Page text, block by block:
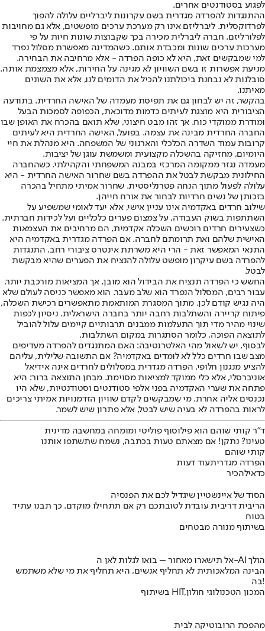
לפגוע בסטודנטים אחרים.
ההתנגדות להפרדה מגדרית בשם עקרונות ליברליים עלולה להפוך
לפרדוקסלית. ליברליזם אינו רק מערכת ערכים מופשטים, אלא גם מחויבות
לפלורליזם. חברה ליברלית מכירה בכך שקבוצות שונות חיות על פי
מערכות ערכים שונות ומכבדת אותם. כשהמדינה מאפשרת מסלול נפרד
למי שמבקשים זאת, היא לא כופה הפרדה - אלא מרחיבה את הבחירה.
מניעת אפשרות זו בשם השוויון לא מגינה על החירות, אלא מצמצמת אותה.
סובלנות לא נבחנת ביכולתנו להכיל את הדומים לנו, אלא את השונים
מאיתנו.
בהקשר, זה יש לבחון גם את תפיסת מעמדה של האישה החרדית. בתודעה
הציבורית היא מוצגת לעיתים כדמות מדוכאת, הכפופה לסמכות הבעל
ומודרת ממוקדי כוח. אך זהו מבט חיצוני, שלא תואם בהכרח את האופן שבו
החברה החרדית מבינה את עצמה. בפועל, האישה החרדית היא לעיתים
קרובות עמוד השדרה הכלכלי והארגוני של המשפחה. היא מנהלת את חיי
היומיום, מחזיקה בהשכלה מקצועית ומשמשת עוגן של יציבות.
מעמדה נגזר ממקומה המרכזי במבנה המשפחתי והקהילתי. כשהחברה
החילונית מבקשת לבטל את ההפרדה בשם שחרור האישה החרדית - היא
עלולה לפעול מתוך הנחה פטרנליסטית. שחרור אמיתי מתחיל בהכרה
בזכותן של נשים חרדיות לבחור את אורח חייהן.
שילוב חרדים באקדמיה אינו עניין אישי, אלא יעד לאומי שמשפיע על
השתתפות בשוק העבודה, על צמצום פערים כלכליים ועל לכידות חברתית.
כשצעירים חרדים רוכשים השכלה אקדמית, הם מרחיבים את העצמאות
האישית שלהם ואת תרומתם לחברה. אם הפרדה מגדרית באקדמיה היא
התנאי המאפשר זאת - הרי היא משרתת אינטרס ציבורי רחב. התנגדות
להפרדה בשם עיקרון מופשט עלולה להנציח את הפערים שהיא מבקשת
לבטל.
החשש כי הפרדה תנציח את הבידול הוא מובן, אך המציאות מורכבת יותר.
עבור רבים, המסלול הנפרד הוא שלב מעבר. הוא מאפשר כניסה לעולם שלא
היה נגיש קודם לכן. מתוך המסגרת המותאמת מתאפשרים רכישת השכלה,
פיתוח קריירה והשתלבות רחבה יותר בחברה הישראלית. ניסיון לכפות
שינוי מהיר מדי תוך התעלמות ממבנים תרבותיים קיימים עלול להוביל
לתוצאה הפוכה, כלומר הסתגרות במקום השתלבות.
לבסוף, יש לשאול מהי האלטרנטיבה: האם המתנגדים להפרדה מעדיפים
מצב שבו חרדים כלל לא לומדים באקדמיה? אם התשובה שלילית, עליהם
להציע מנגנון חלופי. הפרדה מגדרית במסלולים לחרדים אינה אידיאל
אוניברסלי, אלא כלי ממוקד למציאות מסוימת. מבחן התוצאה ברור: היא
פתחה את שערי האקדמיה בפני אלפי סטודנטים וסטודנטיות, שלא היו
נכנסים אליה אחרת. מי שמבקשים לקדם שוויון הזדמנויות אמיתי צריכים
לראות בהפרדה לא בעיה שיש לבטל, אלא פתרון שיש לשמר.
ד"ר קותי שוהם הוא פילוסוף פוליטי ומומחה במחשבה מדינית
טעינו? נתקן! אם מצאתם טעות בכתבה, נשמח שתשתפו אותנו
קותי שוהם
הפרדה מגדריתעוד דעות
כדאילהכיר
הסוד של איינשטיין שיגדיל לכם את הפנסיה
הריבית דריבית עובדת לטובתכם רק אם תתחילו מוקדם. כך תבנו עתיד
בטוח
בשיתוף מנורה מבטחים
אל תישארו מאחור – בואו לגלות לאן ה-AI הולך
הבינה המלאכותית לא תחליף אנשים, היא תחליף את מי שלא משתמש
בה!
בשיתוף HIT,המכון הטכנולוגי חולון
מהפכת הרובוטיקה לבית